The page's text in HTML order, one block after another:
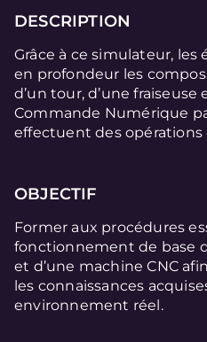
DESCRIPTION
Grâce à ce simulateur,
en profondeur les
d’un tour, d’une fraiseuse
Commande Numérique
effectuent des opérations
OBJECTIF
Former aux procédures
fonctionnement de base
et d’une machine CNC
les connaissances
environnement réel.